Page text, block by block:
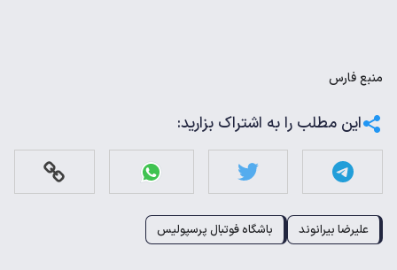
منبعفارس
این مطلب را به اشتراک بزارید:
علیرضا بیرانوند باشگاه فوتبال پرسپولیس